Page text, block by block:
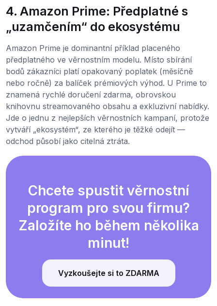
4. Amazon Prime: Předplatné s
„uzamčením“ do ekosystému
Amazon Prime je dominantní příklad placeného
předplatného ve věrnostním modelu. Místo sbírání
bodů zákazníci platí opakovaný poplatek (měsíčně
nebo ročně) za balíček prémiových výhod. U Prime to
znamená rychlé doručení zdarma, obrovskou
knihovnu streamovaného obsahu a exkluzivní nabídky.
Jde o jednu z nejlepších věrnostních kampaní, protože
vytváří „ekosystém“, ze kterého je těžké odejít —
odchod působí jako citelná ztráta.
Chcete spustit věrnostní
program pro svou firmu?
Založíte ho během několika
minut!
Vyzkoušejte si to ZDARMA